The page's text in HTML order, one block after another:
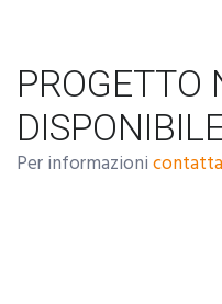
PROGETTO
Per informazioni contatta